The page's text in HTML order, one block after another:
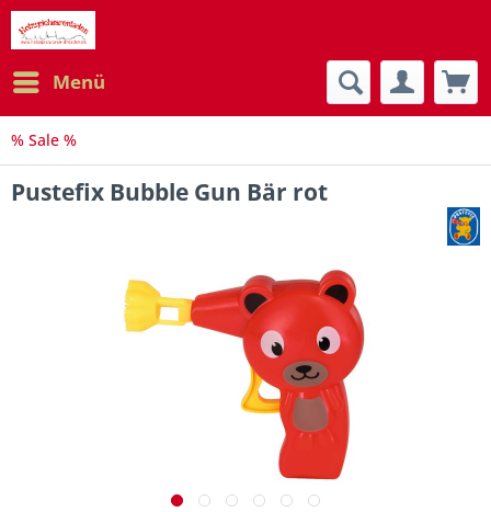
Menü
% Sale %
Pustefix Bubble Gun Bär rot